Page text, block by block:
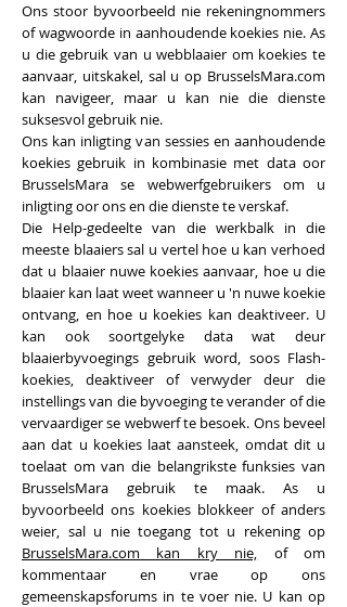
Ons stoor byvoorbeeld nie rekeningnommers
of wagwoorde in aanhoudende koekies nie. As
u die gebruik van u webblaaier om koekies te
aanvaar, uitskakel, sal u op BrusselsMara.com
kan navigeer, maar u kan nie die dienste
suksesvol gebruik nie.
Ons kan inligting van sessies en aanhoudende
koekies gebruik in kombinasie met data oor
BrusselsMara se webwerfgebruikers om u
inligting oor ons en die dienste te verskaf.
Die Help-gedeelte van die werkbalk in die
meeste blaaiers sal u vertel hoe u kan verhoed
dat u blaaier nuwe koekies aanvaar, hoe u die
blaaier kan laat weet wanneer u 'n nuwe koekie
ontvang, en hoe u koekies kan deaktiveer. U
kan ook soortgelyke data wat deur
blaaierbyvoegings gebruik word, soos Flash-
koekies, deaktiveer of verwyder deur die
instellings van die byvoeging te verander of die
vervaardiger se webwerf te besoek. Ons beveel
aan dat u koekies laat aansteek, omdat dit u
toelaat om van die belangrikste funksies van
BrusselsMara gebruik te maak. As u
byvoorbeeld ons koekies blokkeer of anders
weier, sal u nie toegang tot u rekening op
BrusselsMara.com kan kry nie, of om
kommentaar en vrae op ons
gemeenskapsforums in te voer nie. U kan op